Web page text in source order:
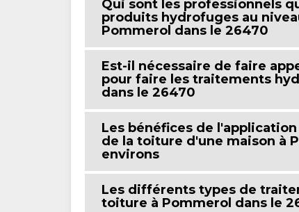
Qui sont les professionnels
produits hydrofuges au
Pommerol dans le 26470
Est-il nécessaire de faire
pour faire les traitements
dans le 26470
Les bénéfices de
de la toiture d'une maison à
environs
Les différents types de
toiture à Pommerol dans le